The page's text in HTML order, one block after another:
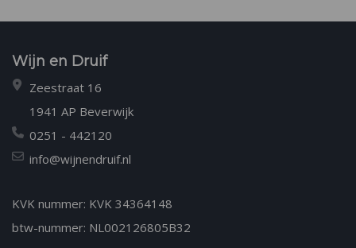
Wijn en Druif
Zeestraat 16
1941 AP Beverwijk
0251 - 442120
info@wijnendruif.nl
KVK nummer: KVK 34364148
btw-nummer: NL002126805B32